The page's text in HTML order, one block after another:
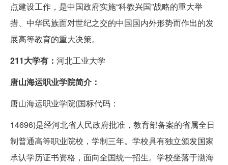
点建设工作，是中国政府实施“科教兴国”战略的重大举
措、中华民族面对世纪之交的中国国内外形势而作出的发
展高等教育的重大决策。
211大学有： 河北工业大学
唐山海运职业学院简介：
唐山海运职业学院(国标代码：
14696)是经河北省人民政府批准，教育部备案的省属全日
制普通高等职业院校，学制三年。学校具有独立颁发国家
承认学历证书资格，面向全国统一招生。学校坐落于渤海